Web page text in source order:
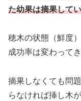
た幼果は摘果して
穂木の状態（鮮度
成功率は変わってき
摘果しなくても問
らなければ挿し木